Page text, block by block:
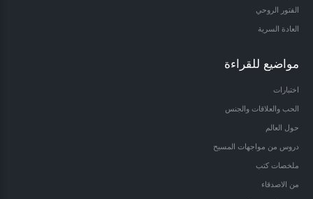
الفتور الروحي
العادة السرية
مواضيع للقراءة
اختبارات
الحب والعلاقات والجنس
حول العالم
دروس من مواجهات المسيح
ملخصات كتب
من الاصدقاء